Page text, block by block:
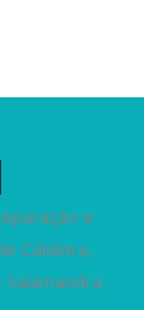
e
Caldeira,